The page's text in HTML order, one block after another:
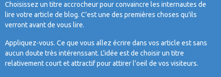
Choisissez un titre accrocheur pour convaincre les internautes de
lire votre article de blog. C'est une des premières choses qu'ils
verront avant de vous lire.
Appliquez-vous. Ce que vous allez écrire dans vos article est sans
aucun doute très intérenssant. L'idée est de choisir un titre
relativement court et attractif pour attirer l'oeil de vos visiteurs.